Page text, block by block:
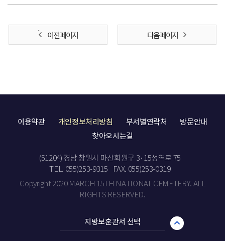
이전 페이지 다음 페이지
이용약관 개인정보처리방침 부서별연락처
방문안내
찾아오시는길
(51204) 경남 창원시 마산회원구 3·15성역로 75
TEL. 055)253-9315
FAX. 055)253-0319
Copyright 2020 MARCH 15TH NATIONAL CEMETERY. ALL
RIGHTS RESERVED.
지방보훈관서 선택